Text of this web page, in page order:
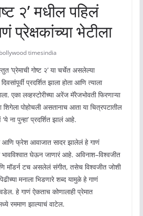
२’ मधील पहिलं
प्रेक्षकांच्या भेटीला
bollywood timesindia
‘प्रेमाची गोष्ट २’ या चर्चेत असलेल्या
प्रदर्शित झाला होता आणि त्याला
एका लव्हस्टोरीच्या अरेंज मॅरेजभोवती फिरणाऱ्या
शिगेला पोहोचली असतानाच आता या चित्रपटातील
ना पुन्हा’ प्रदर्शित झालं आहे.
आणि फ्रेश आवाजात सादर झालेलं हे गाणं
भावविश्वात घेऊन जाणारं आहे. अविनाश–विश्वजीत
मॉडर्न टच असलेलं संगीत, तसेच विश्वजीत जोशी
मनाला भिडणारे शब्द यामुळे हे गाणं
हे गाणं ऐकताच कोणालाही प्रेमात
रममाण झाल्याचं वाटेल.